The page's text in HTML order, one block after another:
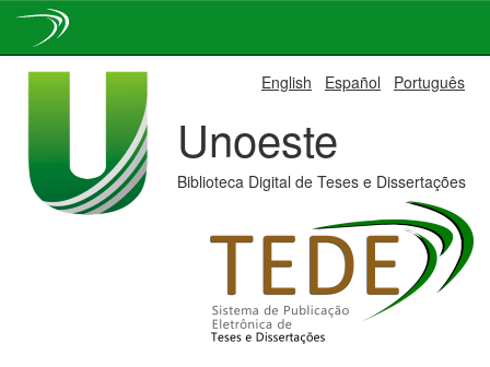
English Español Português
Unoeste
Biblioteca Digital de Teses e Dissertações